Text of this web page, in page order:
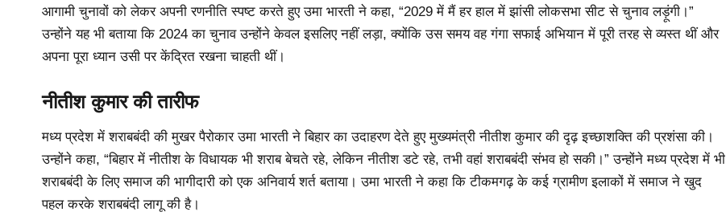
आगामी चुनावों को लेकर अपनी रणनीति स्पष्ट करते हुए उमा भारती ने कहा, “2029 में मैं हर हाल में झांसी लोकसभा सीट से चुनाव लड़ूंगी।”
उन्होंने यह भी बताया कि 2024 का चुनाव उन्होंने केवल इसलिए नहीं लड़ा, क्योंकि उस समय वह गंगा सफाई अभियान में पूरी तरह से व्यस्त थीं और
अपना पूरा ध्यान उसी पर केंद्रित रखना चाहती थीं।
नीतीश कुमार की तारीफ
मध्य प्रदेश में शराबबंदी की मुखर पैरोकार उमा भारती ने बिहार का उदाहरण देते हुए मुख्यमंत्री नीतीश कुमार की दृढ़ इच्छाशक्ति की प्रशंसा की।
उन्होंने कहा, “बिहार में नीतीश के विधायक भी शराब बेचते रहे, लेकिन नीतीश डटे रहे, तभी वहां शराबबंदी संभव हो सकी।” उन्होंने मध्य प्रदेश में भी
शराबबंदी के लिए समाज की भागीदारी को एक अनिवार्य शर्त बताया। उमा भारती ने कहा कि टीकमगढ़ के कई ग्रामीण इलाकों में समाज ने खुद
पहल करके शराबबंदी लागू की है।